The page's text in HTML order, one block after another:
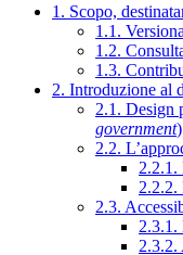
1. Scopo,
1.1.
1.2.
1.3.
2. Introduzione al
2.1. Design
government)
2.2.
2.2.1.
2.2.2.
2.3.
2.3.1.
2.3.2.